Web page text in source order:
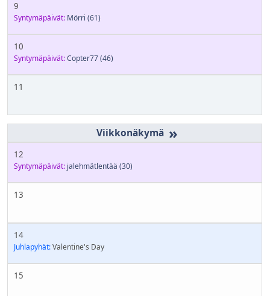
9
Syntymäpäivät: Mörri (61)
10
Syntymäpäivät:Copter77(46)
11
»
12
Syntymäpäivät: jalehmätlentää (30)
13
14
Juhlapyhät:Valentine's Day
15